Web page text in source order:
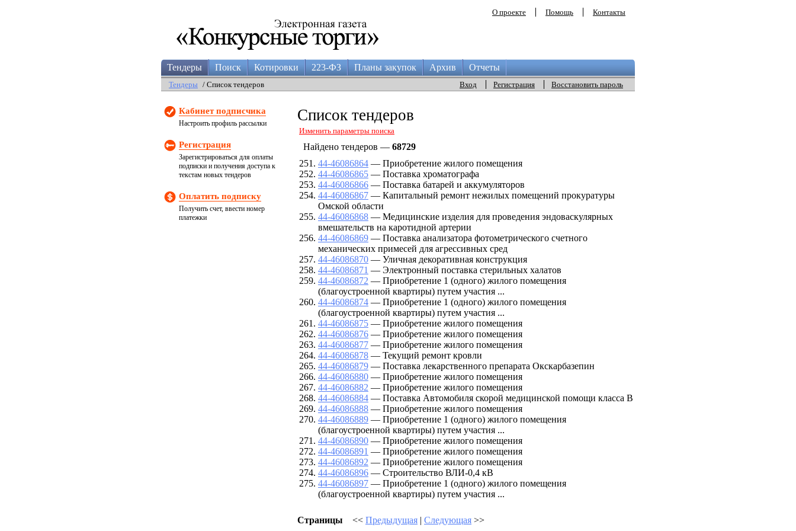
О проекте Помощь Контакты
Тендеры Поиск Котировки 223-ФЗ Планы закупок Архив Отчеты
Вход Регистрация Восстановить пароль
Тендеры / Список тендеров
Кабинет подписчика
Настроить профиль рассылки
Регистрация
Зарегистрироваться для оплаты
подписки и получения доступа к
текстам новых тендеров
Оплатить подписку
Получить счет, ввести номер
платежки
Список тендеров
Изменить параметры поиска
Найдено тендеров — 68729
44-46086864 — Приобретение жилого помещения
44-46086865 — Поставка хроматографа
44-46086866 — Поставка батарей и аккумуляторов
44-46086867 — Капитальный ремонт нежилых помещений прокуратуры
Омской области
44-46086868 — Медицинские изделия для проведения эндоваскулярных
вмешательств на каротидной артерии
44-46086869 — Поставка анализатора фотометрического счетного
механических примесей для агрессивных сред
44-46086870 — Уличная декоративная конструкция
44-46086871 — Электронный поставка стерильных халатов
44-46086872 — Приобретение 1 (одного) жилого помещения
(благоустроенной квартиры) путем участия ...
44-46086874 — Приобретение 1 (одного) жилого помещения
(благоустроенной квартиры) путем участия ...
44-46086875 — Приобретение жилого помещения
44-46086876 — Приобретение жилого помещения
44-46086877 — Приобретение жилого помещения
44-46086878 — Текущий ремонт кровли
44-46086879 — Поставка лекарственного препарата Окскарбазепин
44-46086880 — Приобретение жилого помещения
44-46086882 — Приобретение жилого помещения
44-46086884 — Поставка Автомобиля скорой медицинской помощи класса В
44-46086888 — Приобретение жилого помещения
44-46086889 — Приобретение 1 (одного) жилого помещения
(благоустроенной квартиры) путем участия ...
44-46086890 — Приобретение жилого помещения
44-46086891 — Приобретение жилого помещения
44-46086892 — Приобретение жилого помещения
44-46086896 — Строительство ВЛИ-0,4 кВ
44-46086897 — Приобретение 1 (одного) жилого помещения
(благоустроенной квартиры) путем участия ...
Страницы << Предыдущая | Следующая >>